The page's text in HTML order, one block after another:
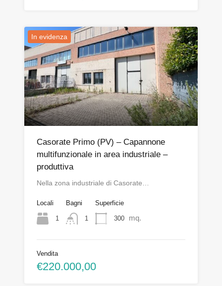
In evidenza
Casorate Primo (PV) – Capannone
multifunzionale in area industriale –
produttiva
Nella zona industriale di Casorate…
Locali
1
Bagni
1
Superficie
300 mq.
Vendita
€220.000,00